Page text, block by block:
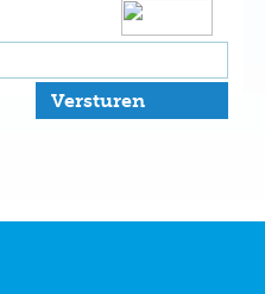
Versturen